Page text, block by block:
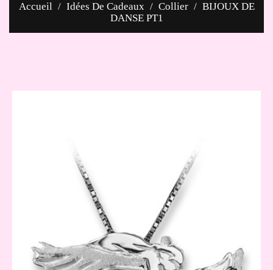
Accueil Idées De Cadeaux Collier
BIJOUX DE
DANSE PT1